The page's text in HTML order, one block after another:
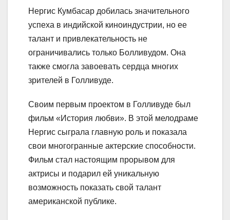
Нергис Кумбасар добилась значительного
успеха в индийской киноиндустрии, но ее
талант и привлекательность не
ограничивались только Болливудом. Она
также смогла завоевать сердца многих
зрителей в Голливуде.
Своим первым проектом в Голливуде был
фильм «История любви». В этой мелодраме
Нергис сыграла главную роль и показала
свои многогранные актерские способности.
Фильм стал настоящим прорывом для
актрисы и подарил ей уникальную
возможность показать свой талант
американской публике.